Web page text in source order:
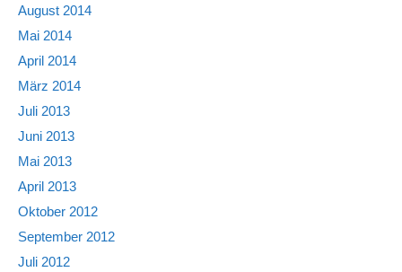
August 2014
Mai 2014
April 2014
März 2014
Juli 2013
Juni 2013
Mai 2013
April 2013
Oktober 2012
September 2012
Juli 2012